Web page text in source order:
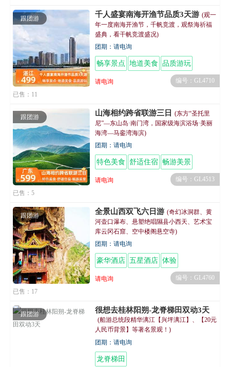
跟团游 千人盛宴南海开渔节品质3天游 (观一
年一度南海开渔节，千帆竞渡，观祭海祈福
盛典，看干帆竞渡盛况)
团期：请电询
畅享景点 地道美食 品质游玩
请电询
编号：GL4710
已售：11
跟团游 山海相约跨省联游三日 (东方“圣托里
尼”—东山岛·南门湾，国家级海滨浴场·美丽
海湾—马銮湾海滨)
团期：请电询
特色美食 舒适住宿 畅游美景
请电询
编号：GL4513
已售：5
跟团游 全景山西双飞六日游 (奇幻冰洞群、黄
河壶口瀑布、悬塑绝唱隰县小西天、艺术宝
库云冈石窟、空中楼阁悬空寺)
团期：请电询
豪华酒店 五星酒店 体验
请电询
编号：GL4760
已售：17
跟团游 很想去桂林阳朔-龙脊梯田双动3天
(船游总统段精华漓江【兴坪漓江】、【20元
人民币背景】等著名景观！)
团期：请电询
龙脊梯田